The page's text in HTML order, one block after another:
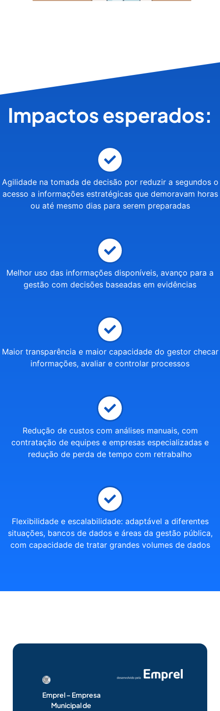
Impactos esperados:
Agilidade na tomada de decisão por reduzir a segundos o
acesso a informações estratégicas que demoravam horas
ou até mesmo dias para serem preparadas
Melhor uso das informações disponíveis, avanço para a
gestão com decisões baseadas em evidências
Maior transparência e maior capacidade do gestor checar
informações, avaliar e controlar processos
Redução de custos com análises manuais, com
contratação de equipes e empresas especializadas e
redução de perda de tempo com retrabalho
Flexibilidade e escalabilidade: adaptável a diferentes
situações, bancos de dados e áreas da gestão pública,
com capacidade de tratar grandes volumes de dados
Emprel – Empresa
Municipal de